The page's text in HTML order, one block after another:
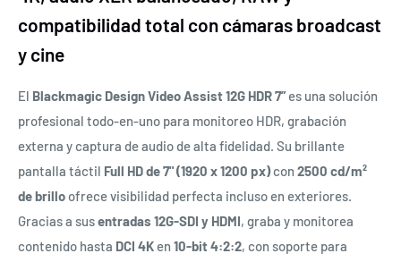
compatibilidad total con cámaras broadcast
y cine
El Blackmagic Design Video Assist 12G HDR 7”es una solución
profesional todo-en-uno para monitoreo HDR, grabación
externa y captura de audio de alta fidelidad. Su brillante
pantalla táctil Full HD de 7" (1920 x 1200 px)con 2500 cd/m²
de brilloofrece visibilidad perfecta incluso en exteriores.
Gracias a susentradas 12G-SDI y HDMI, graba y monitorea
contenido hasta DCI 4K en 10-bit 4:2:2, con soporte para